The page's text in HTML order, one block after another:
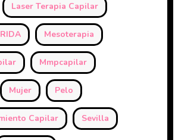
Laser Terapia Capilar
Mesoterapia
Mmpcapilar
Mujer Pelo
Capilar Sevilla